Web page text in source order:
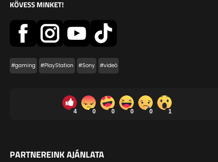
KÖVESS MINKET!
#gaming #PlayStation #Sony #videó
4 0 0 0 0 1
PARTNEREINK AJÁNLATA